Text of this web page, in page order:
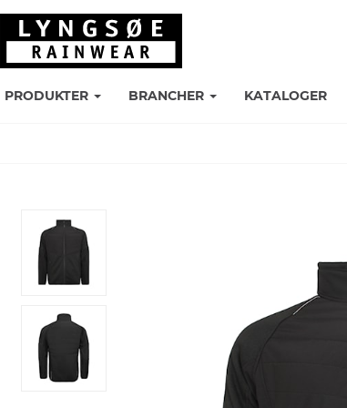
PRODUKTER BRANCHER KATALOGER